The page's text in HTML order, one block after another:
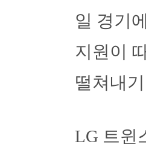
일 경기
지원이
떨쳐내
LG 트윈